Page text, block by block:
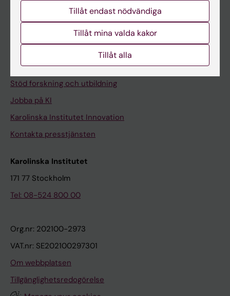
Medarbetarportalen
Universitetsbiblioteket
Stöd forskning och utbildning
Jobba på KI
Karolinska Institutet Innovation
Kontakta presstjänsten
Karolinska Institutet
171 77 Stockholm
Tel: 08-524 800 00
Org.nr: 202100-2973
VAT.nr: SE202100297301
Om webbplatsen
Tillgänglighetsredogörelse
Tillåt endast nödvändiga
Tillåt mina valda kakor
Tillåt alla